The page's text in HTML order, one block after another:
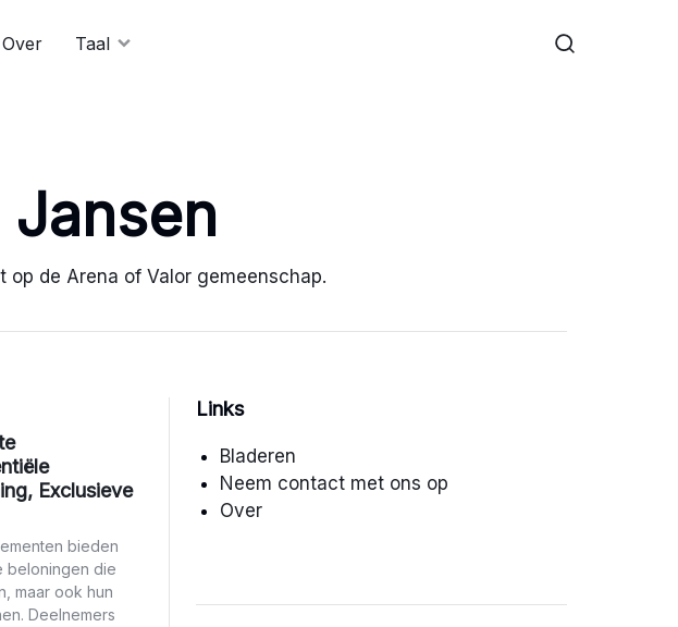
Over Taal
Jansen
de Arena of Valor gemeenschap.
Exclusieve
bieden
beloningen die
maar ook hun
Deelnemers
Links
Bladeren
Neem contact met ons op
Over